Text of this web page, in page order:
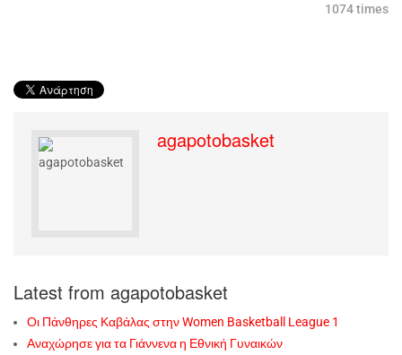
1074 times
agapotobasket
Latest from agapotobasket
Οι Πάνθηρες Καβάλας στην Women Basketball League 1
Αναχώρησε για τα Γιάννενα η Εθνική Γυναικών